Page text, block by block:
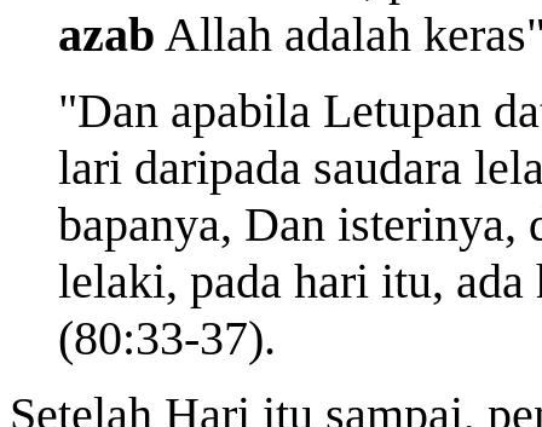
azab Allah adalah
"Dan apabila Letupan
lari daripada saudara
bapanya, Dan isterinya,
lelaki, pada hari itu,
(80:33-37).
Setelah Hari itu sampai,